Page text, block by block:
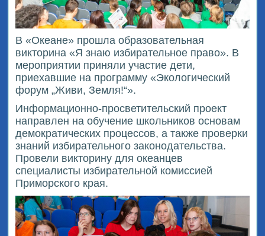
В «Океане» прошла образовательная
викторина «Я знаю избирательное право». В
мероприятии приняли участие дети,
приехавшие на программу «Экологический
форум „Живи, Земля!“».
Информационно-просветительский проект
направлен на обучение школьников основам
демократических процессов, а также проверки
знаний избирательного законодательства.
Провели викторину для океанцев
специалисты избирательной комиссией
Приморского края.